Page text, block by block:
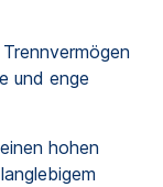
und enge
hohen